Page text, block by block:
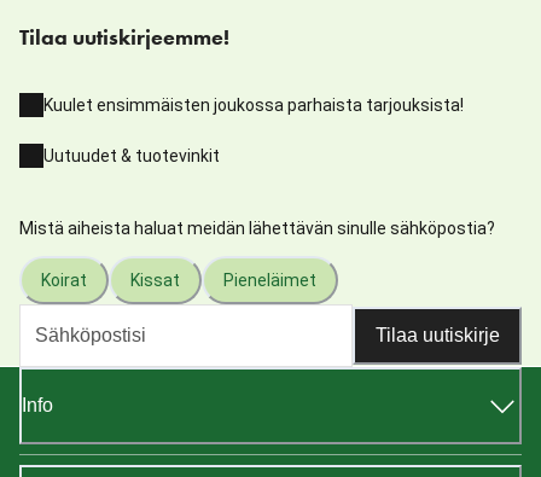
Tilaa uutiskirjeemme!
Kuulet ensimmäisten joukossa parhaista tarjouksista!
Uutuudet & tuotevinkit
Mistä aiheista haluat meidän lähettävän sinulle sähköpostia?
Koirat Kissat Pieneläimet
Tilaa uutiskirje
Info